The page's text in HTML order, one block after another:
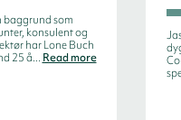
baggrund som
konsulent og
har Lone Buch
25 å... Read more